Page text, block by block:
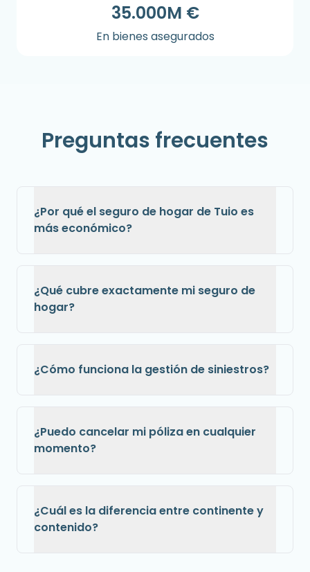
35.000M €
En bienes asegurados
Preguntas frecuentes
¿Por qué el seguro de hogar de Tuio es
más económico?
¿Qué cubre exactamente mi seguro de
hogar?
¿Cómo funciona la gestión de siniestros?
¿Puedo cancelar mi póliza en cualquier
momento?
¿Cuál es la diferencia entre continente y
contenido?